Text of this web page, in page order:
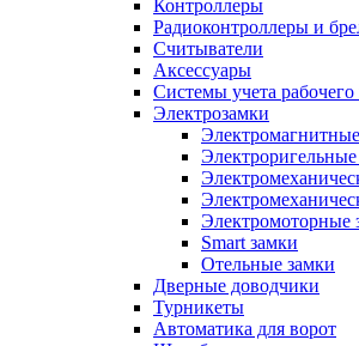
Контроллеры
Радиоконтроллеры и
Считыватели
Аксессуары
Системы учета
Электрозамки
Электромоторные
Smart замки
Отельные замки
Дверные доводчики
Турникеты
Автоматика для ворот